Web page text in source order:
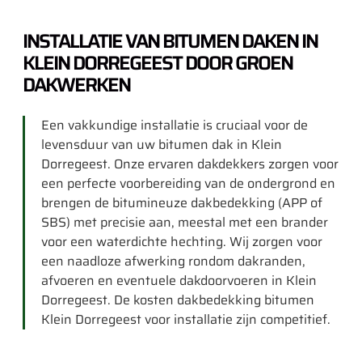
INSTALLATIE VAN BITUMEN DAKEN IN
KLEIN DORREGEEST DOOR GROEN
DAKWERKEN
Een vakkundige installatie is cruciaal voor de
levensduur van uw bitumen dak in Klein
Dorregeest. Onze ervaren dakdekkers zorgen voor
een perfecte voorbereiding van de ondergrond en
brengen de bitumineuze dakbedekking (APP of
SBS) met precisie aan, meestal met een brander
voor een waterdichte hechting. Wij zorgen voor
een naadloze afwerking rondom dakranden,
afvoeren en eventuele dakdoorvoeren in Klein
Dorregeest. De kosten dakbedekking bitumen
Klein Dorregeest voor installatie zijn competitief.